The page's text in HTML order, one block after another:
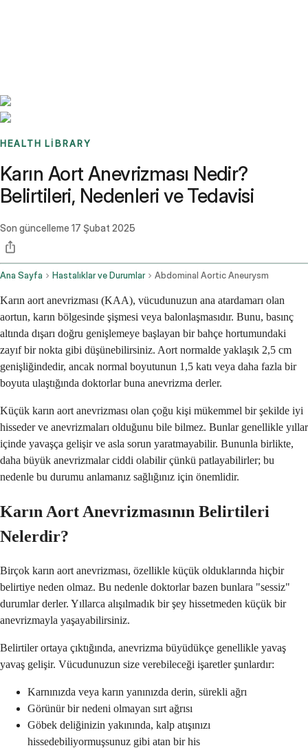
HEALTH LIBRARY
Karın Aort Anevrizması Nedir?
Belirtileri, Nedenleri ve Tedavisi
Son güncelleme 17 Şubat 2025
Ana Sayfa Hastalıklar ve Durumlar Abdominal Aortic Aneurysm
Karın aort anevrizması (KAA), vücudunuzun ana atardamarı olan
aortun, karın bölgesinde şişmesi veya balonlaşmasıdır. Bunu, basınç
altında dışarı doğru genişlemeye başlayan bir bahçe hortumundaki
zayıf bir nokta gibi düşünebilirsiniz. Aort normalde yaklaşık 2,5 cm
genişliğindedir, ancak normal boyutunun 1,5 katı veya daha fazla bir
boyuta ulaştığında doktorlar buna anevrizma derler.
Küçük karın aort anevrizması olan çoğu kişi mükemmel bir şekilde iyi
hisseder ve anevrizmaları olduğunu bile bilmez. Bunlar genellikle yıllar
içinde yavaşça gelişir ve asla sorun yaratmayabilir. Bununla birlikte,
daha büyük anevrizmalar ciddi olabilir çünkü patlayabilirler; bu
nedenle bu durumu anlamanız sağlığınız için önemlidir.
Karın Aort Anevrizmasının Belirtileri
Nelerdir?
Birçok karın aort anevrizması, özellikle küçük olduklarında hiçbir
belirtiye neden olmaz. Bu nedenle doktorlar bazen bunlara "sessiz"
durumlar derler. Yıllarca alışılmadık bir şey hissetmeden küçük bir
anevrizmayla yaşayabilirsiniz.
Belirtiler ortaya çıktığında, anevrizma büyüdükçe genellikle yavaş
yavaş gelişir. Vücudunuzun size verebileceği işaretler şunlardır:
Karnınızda veya karın yanınızda derin, sürekli ağrı
Görünür bir nedeni olmayan sırt ağrısı
Göbek deliğinizin yakınında, kalp atışınızı
hissedebiliyormuşsunuz gibi atan bir his